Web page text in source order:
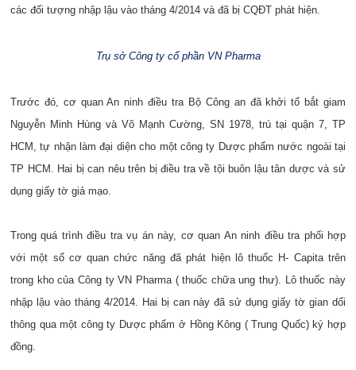
các đối tượng nhập lậu vào tháng 4/2014 và đã bị CQĐT phát hiện.
Trụ sở Công ty cổ phần VN Pharma
Trước đó, cơ quan An ninh điều tra Bộ Công an đã khởi tố bắt giam
Nguyễn Minh Hùng và Võ Mạnh Cường, SN 1978, trú tại quận 7, TP
HCM, tự nhận làm đại diện cho một công ty Dược phẩm nước ngoài tại
TP HCM. Hai bị can nêu trên bị điều tra về tội buôn lậu tân dược và sử
dụng giấy tờ giả mạo.
Trong quá trình điều tra vụ án này, cơ quan An ninh điều tra phối hợp
với một số cơ quan chức năng đã phát hiện lô thuốc H- Capita trên
trong kho của Công ty VN Pharma ( thuốc chữa ung thư). Lô thuốc này
nhập lậu vào tháng 4/2014. Hai bị can này đã sử dụng giấy tờ gian dối
thông qua một công ty Dược phẩm ở Hồng Kông ( Trung Quốc) ký hợp
đồng.